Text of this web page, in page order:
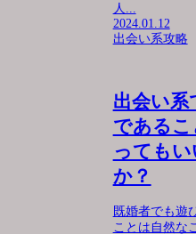
人...
2024.01.12
出会い系攻略
出会い系
である
ってもい
か？
既婚者でも遊
ことは自然な